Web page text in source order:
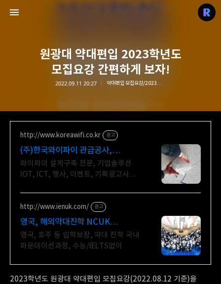
원광대 약대편입 2023학년도
모집요강 간편하게 보자!
2022.09.11 20:27 약대편입 모집요강/2023학년도 약대 모집요강
http://www.koreawifi.co.kr 광고
(주)한국와이파이 관급공사,
건설공사 가능
와이파이 설계구축 전문, 기업솔루션
IOT, ICT, 행사, 이벤트, 기획광고사례
지름길 와이파이 프리존 구축. 견적문의
http://www.ienuk.com/ 광고
영국, 해외약대진학 NCUK
해외대학과정1위 /신입생모집
영국, 호주 등 입학보장, 약대 진학 국내
파운데이션과정, 수능/IELTS없이
2023학년도 원광대 약대편입 모집요강(2022.08.12 기준)을
리치의 편입컨설팅
stylerich.co.kr